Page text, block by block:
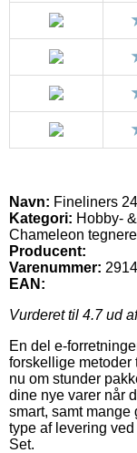
Navn: Fineliners
Kategori: Hobby-
Chameleon
Producent:
Varenummer: 2914
EAN:
Vurderet til 4.7ud
En del e-
forskellige
nu om stunder
dine nye varer når
smart, samt
type af levering
Set.